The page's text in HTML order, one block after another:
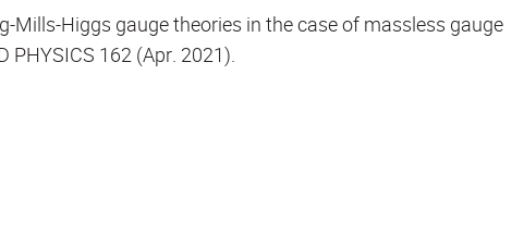
Mills-Higgs gauge theories in the case of massless gauge
PHYSICS 162 (Apr. 2021).